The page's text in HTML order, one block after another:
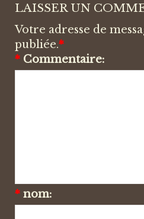
LAISSER UN
Votre adresse de
publiée.*
* Commentaire:
* nom: